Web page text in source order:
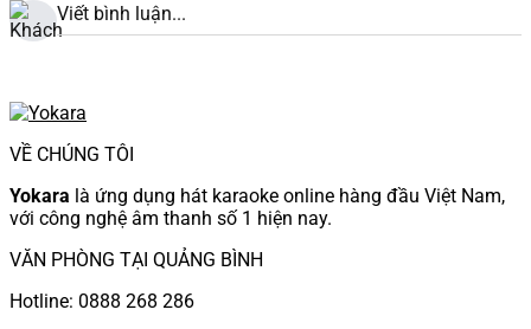
Viết bình luận...
VỀ CHÚNG TÔI
Yokara là ứng dụng hát karaoke online hàng đầu Việt Nam,
với công nghệ âm thanh số 1 hiện nay.
VĂN PHÒNG TẠI QUẢNG BÌNH
Hotline: 0888 268 286